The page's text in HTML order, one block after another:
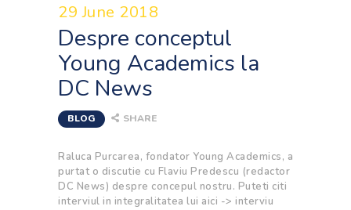
29 June 2018
Despre conceptul
Young Academics la
DC News
BLOG SHARE
Raluca Purcarea, fondator Young Academics, a
purtat o discutie cu Flaviu Predescu (redactor
DC News) despre concepul nostru. Puteti citi
interviul in integralitatea lui aici -> interviu